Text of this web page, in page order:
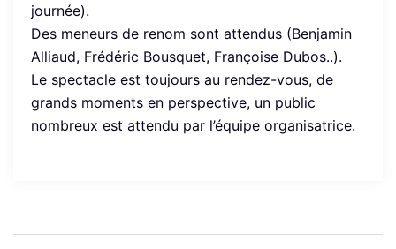
journée).
Des meneurs de renom sont attendus (Benjamin
Alliaud, Frédéric Bousquet, Françoise Dubos..).
Le spectacle est toujours au rendez-vous, de
grands moments en perspective, un public
nombreux est attendu par l’équipe organisatrice.